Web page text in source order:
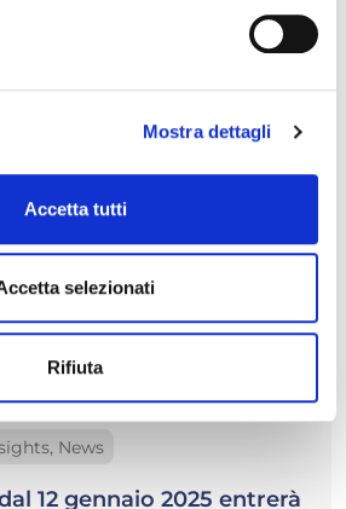
Mostra dettagli
Accetta tutti
selezionati
Rifiuta
News
12 gennaio 2025 entrerà